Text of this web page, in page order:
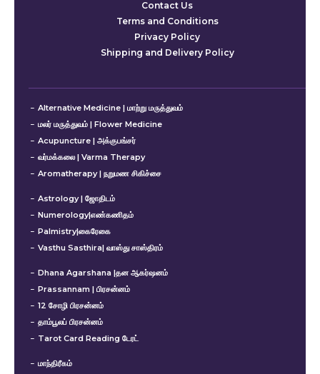
Contact Us
Terms and Conditions
Privacy Policy
Shipping and Delivery Policy
Alternative Medicine | மாற்று மருத்துவம்
மலர் மருத்துவம் | Flower Medicine
Acupuncture | அக்குபங்சர்
வர்மக்கலை | Varma Therapy
Aromatherapy | நறுமண சிகிச்சை
Astrology | ஜோதிடம்
Numerology|எண்கணிதம்
Palmistry|கைரேகை
Vasthu Sasthira| வாஸ்து சாஸ்திரம்
Dhana Agarshana |தன ஆகர்ஷனம்
Prassannam | பிரசன்னம்
12 சோழி பிரசன்னம்
தாம்பூலப் பிரசன்னம்
Tarot Card Reading டேரட்
மாந்திரீகம்